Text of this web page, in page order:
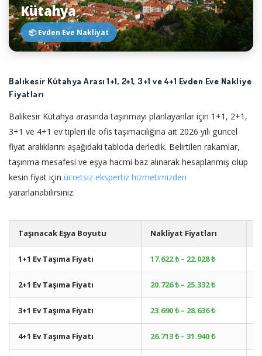
Kütahya
📦 Evden Eve Nakliyat
Balıkesir Kütahya Arası 1+1, 2+1, 3+1 ve 4+1 Evden Eve Nakliye
Fiyatları
Balıkesir Kütahya arasında taşınmayı planlayanlar için 1+1, 2+1,
3+1 ve 4+1 ev tipleri ile ofis taşımacılığına ait 2026 yılı güncel
fiyat aralıklarını aşağıdaki tabloda derledik. Belirtilen rakamlar,
taşınma mesafesi ve eşya hacmi baz alınarak hesaplanmış olup
kesin fiyat için ücretsiz ekspertiz hizmetimizden
yararlanabilirsiniz.
Taşınacak Eşya Boyutu Nakliyat Fiyatları
1+1 Ev Taşıma Fiyatı 17.622 ₺ – 22.028 ₺
2+1 Ev Taşıma Fiyatı 20.726 ₺ – 25.332 ₺
3+1 Ev Taşıma Fiyatı 23.690 ₺ – 28.636 ₺
4+1 Ev Taşıma Fiyatı 26.713 ₺ – 31.940 ₺